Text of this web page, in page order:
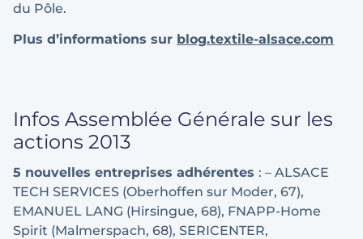
du Pôle.
Plus d’informations sur blog.textile-alsace.com
Infos Assemblée Générale sur les
actions 2013
5 nouvelles entreprises adhérentes : – ALSACE
TECH SERVICES (Oberhoffen sur Moder, 67),
EMANUEL LANG (Hirsingue, 68), FNAPP-Home
Spirit (Malmerspach, 68), SERICENTER,